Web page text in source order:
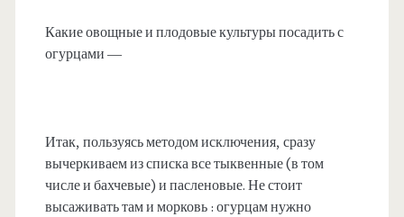
Какие овощные и плодовые культуры посадить с
огурцами —
Итак, пользуясь методом исключения, сразу
вычеркиваем из списка все тыквенные (в том
числе и бахчевые) и пасленовые. Не стоит
высаживать там и морковь : огурцам нужно